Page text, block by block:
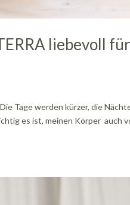
liebevoll für
Tage werden kürzer, die
es ist, meinen Körper auch